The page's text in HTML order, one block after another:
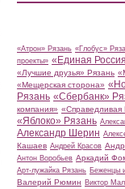
«Атрон» Рязань «Глобус»
проекты» «Единая
«Лучшие друзья» Рязань
«Мещерская сторона»
Рязань «Сбербанк»
компания» «Справедливая
«Яблоко» Рязань
Александр Шерин
Кашаев Андрей Красов
Антон Воробьев Аркадий
Арт-лужайка Рязань Беженцы
Валерий Рюмин Виктор